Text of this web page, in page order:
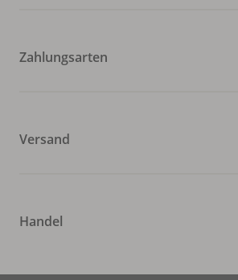
Zahlungsarten
Versand
Handel